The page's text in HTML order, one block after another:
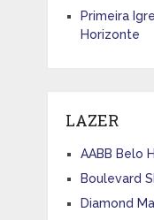
Primeira
Horizonte
LAZER
AABB Belo
Boulevard
Diamond